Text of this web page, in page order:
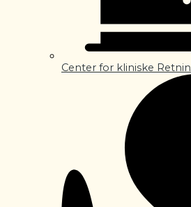
Center for kliniske